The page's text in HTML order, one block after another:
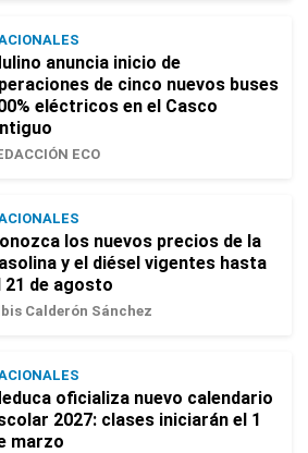
anuncia inicio de
de cinco nuevos buses
eléctricos en el Casco
ECO
los nuevos precios de la
y el diésel vigentes hasta
21 de agosto
Calderón Sánchez
oficializa nuevo calendario
2027: clases iniciarán el 1
marzo